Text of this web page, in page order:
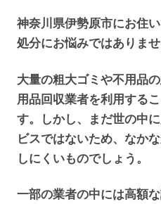
神奈川県伊勢原市にお住
処分にお悩みではありませ
大量の粗大ゴミや不用品
用品回収業者を利用する
す。しかし、まだ世の中
ビスではないため、なか
しにくいものでしょう。
一部の業者の中には高額